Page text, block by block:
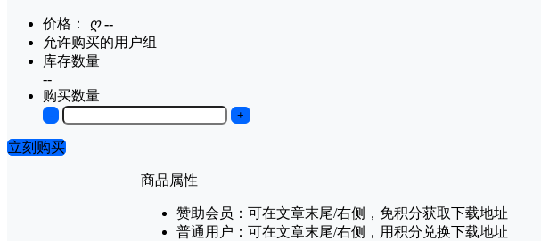
价格： ღ --
允许购买的用户组
库存数量
--
购买数量
- +
立刻购买
商品属性
赞助会员： 可在文章末尾/右侧，免积分获取下载地址
普通用户： 可在文章末尾/右侧，用积分兑换下载地址